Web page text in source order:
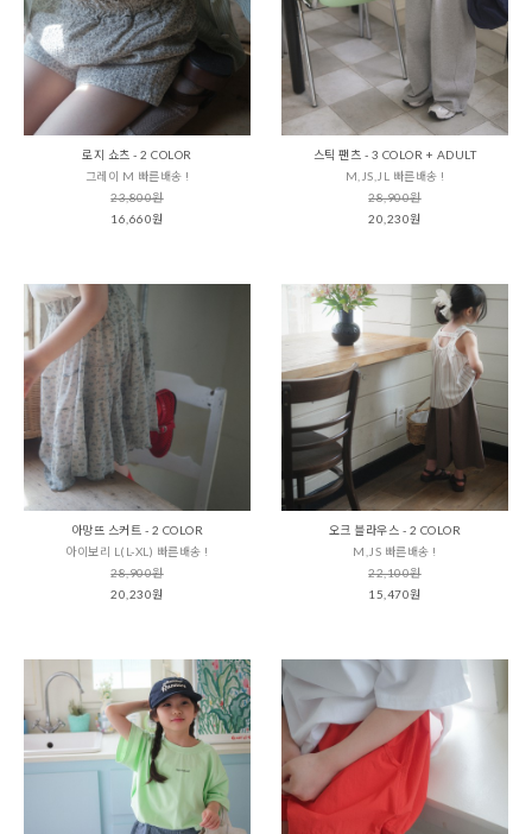
로지 쇼츠 - 2 COLOR
그레이 M 빠른배송 !
23,800원
16,660원
스틱 팬츠 - 3 COLOR + ADULT
M,JS,JL 빠른배송 !
28,900원
20,230원
아망뜨 스커트 - 2 COLOR
아이보리 L(L-XL) 빠른배송 !
28,900원
20,230원
오크 블라우스 - 2 COLOR
M,JS 빠른배송 !
22,100원
15,470원